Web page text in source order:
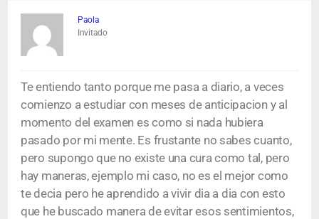
Paola
Invitado
Te entiendo tanto porque me pasa a diario, a veces
comienzo a estudiar con meses de anticipacion y al
momento del examen es como si nada hubiera
pasado por mi mente. Es frustante no sabes cuanto,
pero supongo que no existe una cura como tal, pero
hay maneras, ejemplo mi caso, no es el mejor como
te decia pero he aprendido a vivir dia a dia con esto
que he buscado manera de evitar esos sentimientos,